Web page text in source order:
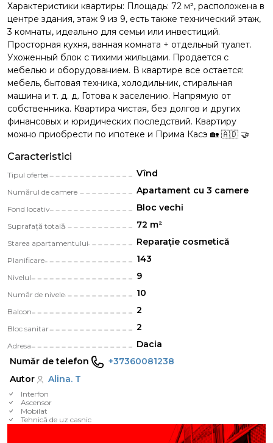
Характеристики квартиры: Площадь: 72 м², расположена в
центре здания, этаж 9 из 9, есть также технический этаж,
3 комнаты, идеально для семьи или инвестиций.
Просторная кухня, ванная комната + отдельный туалет.
Ухоженный блок с тихими жильцами. Продается с
мебелью и оборудованием. В квартире все остается:
мебель, бытовая техника, холодильник, стиральная
машина и т. д. д. Готова к заселению. Напрямую от
собственника. Квартира чистая, без долгов и других
финансовых и юридических последствий. Квартиру
можно приобрести по ипотеке и Прима Касэ 🏡 🇦🇩 🤝
Caracteristici
Tipul ofertei Vînd
Numărul de camere Apartament cu 3 camere
Fond locativ Bloc vechi
Suprafață totală 72 m²
Starea apartamentului Reparație cosmetică
Planificare 143
Nivelul 9
Număr de nivele 10
Balcon 2
Bloc sanitar 2
Adresa
Dacia
Număr de telefon
+37360081238
Autor
Alina. T
Interfon
Ascensor
Mobilat
Tehnică de uz casnic